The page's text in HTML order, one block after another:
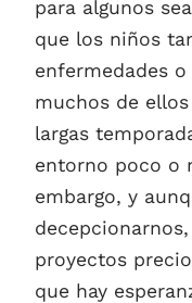
para algunos
que los niños
enfermedades
muchos de
largas
entorno poco o
embargo, y
proyectos
que hay